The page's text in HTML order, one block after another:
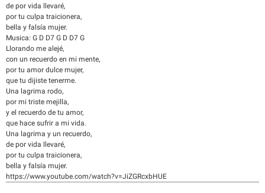
de por vida llevaré,
por tu culpa traicionera,
bella y falsía mujer.
Musica: G D D7 G D D7 G
Llorando me alejé,
con un recuerdo en mi mente,
por tu amor dulce mujer,
que tu dijiste tenerme.
Una lagrima rodo,
por mi triste mejilla,
y el recuerdo de tu amor,
que hace sufrir a mi vida.
Una lagrima y un recuerdo,
de por vida llevaré,
por tu culpa traicionera,
bella y falsía mujer.
https://www.youtube.com/watch?v=JiZGRcxbHUE